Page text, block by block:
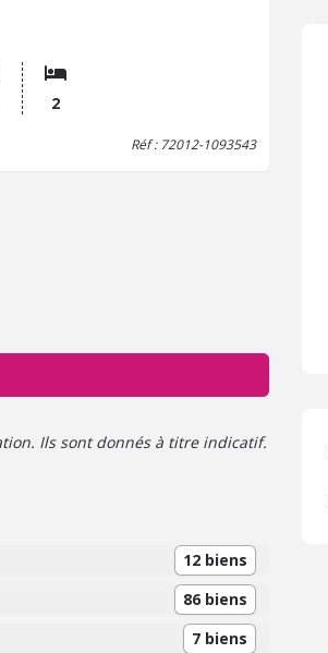
2
Réf : 72012-1093543
Ils sont donnés à titre indicatif.
12 biens
86 biens
7 biens